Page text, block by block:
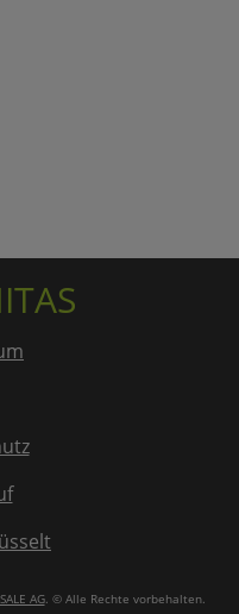
AG. © Alle Rechte vorbehalten.